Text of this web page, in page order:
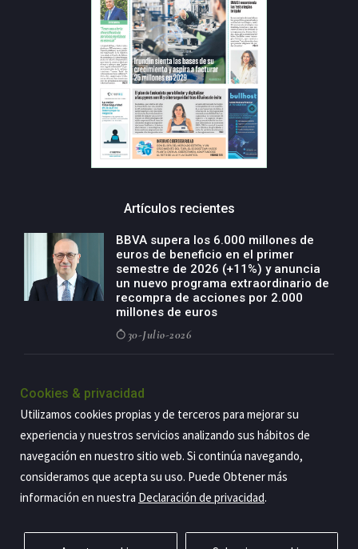
Artículos recientes
BBVA supera los 6.000 millones de
euros de beneficio en el primer
semestre de 2026 (+11%) y anuncia
un nuevo programa extraordinario de
recompra de acciones por 2.000
millones de euros
30-Julio-2026
negocio agro con un modelo global
de especialización presente en siete
países
29-Julio-2026
Cookies & privacidad
Utilizamos cookies propias y de terceros para mejorar su
experiencia y nuestros servicios analizando sus hábitos de
navegación en nuestro sitio web. Si continúa navegando,
consideramos que acepta su uso. Puede Obtener más
información en nuestra Declaración de privacidad.